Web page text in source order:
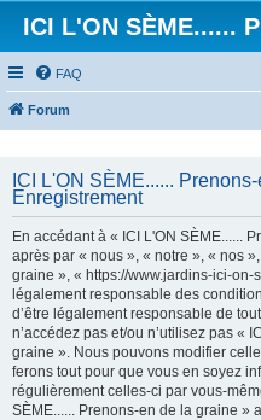
ICI L'ON SÈME......
FAQ
Forum
ICI L'ON SÈME......
Enregistrement
En accédant à « ICI L'ON SÈME......
après par « nous », « notre », « nos
graine », « https://www.jardins-ici-on-
légalement responsable des
d’être légalement responsable de
n’accédez pas et/ou n’utilisez pas «
graine ». Nous pouvons modifier
ferons tout pour que vous en soyez
régulièrement celles-ci par vous-
SÈME...... Prenons-en de la graine »